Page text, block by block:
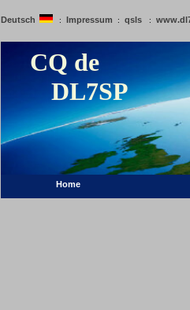
Deutsch : Impressum : qsls :
CQ de
DL7SP
Home